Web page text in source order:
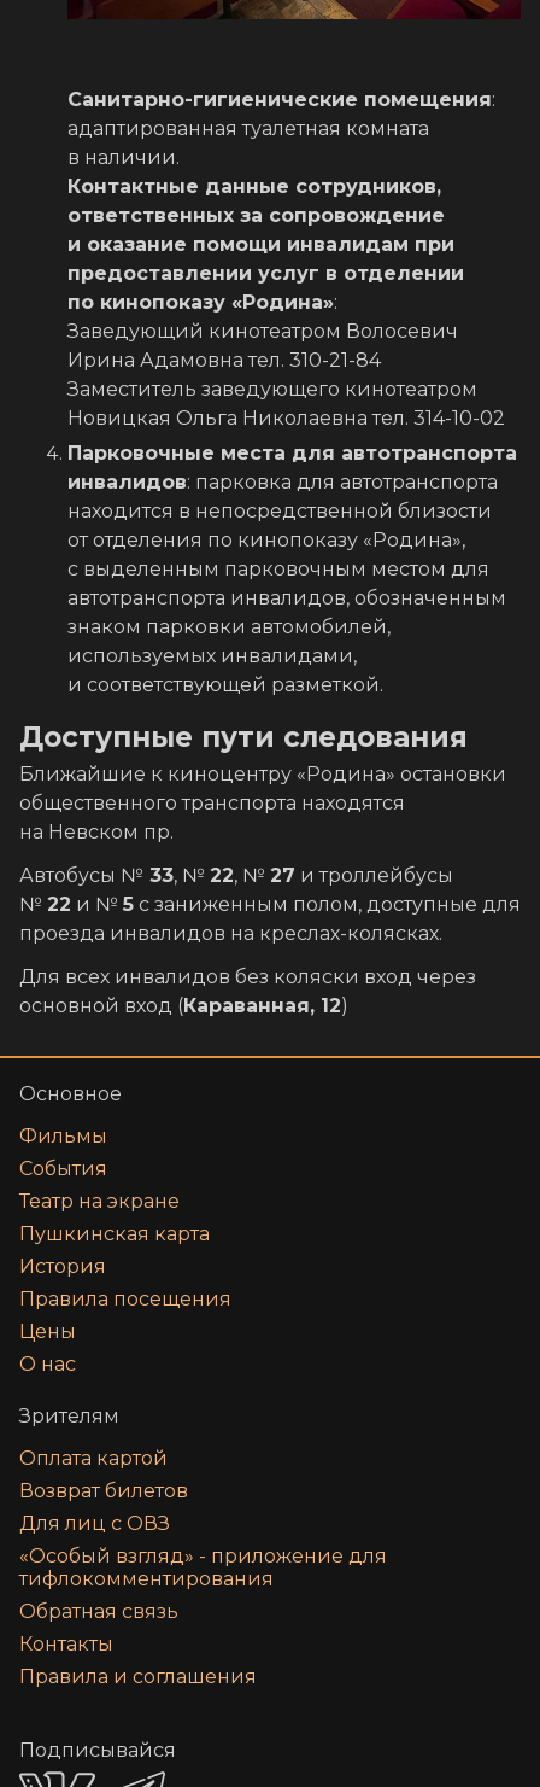
Санитарно-гигиенические помещения:
адаптированная туалетная комната
в наличии.
Контактные данные сотрудников,
ответственных за сопровождение
и оказание помощи инвалидам при
предоставлении услуг в отделении
по кинопоказу «Родина»:
Заведующий кинотеатром Волосевич
Ирина Адамовна тел. 310-21-84
Заместитель заведующего кинотеатром
Новицкая Ольга Николаевна тел. 314-10-02
Парковочные места для автотранспорта
инвалидов: парковка для автотранспорта
находится в непосредственной близости
от отделения по кинопоказу «Родина»,
с выделенным парковочным местом для
автотранспорта инвалидов, обозначенным
знаком парковки автомобилей,
используемых инвалидами,
и соответствующей разметкой.
Доступные пути следования
Ближайшие к киноцентру «Родина» остановки
общественного транспорта находятся
на Невском пр.
Автобусы № 33, № 22, № 27 и троллейбусы
№ 22 и № 5 с заниженным полом, доступные для
проезда инвалидов на креслах-колясках.
Для всех инвалидов без коляски вход через
основной вход (Караванная, 12)
Основное
Фильмы
События
Театр на экране
Пушкинская карта
История
Правила посещения
Цены
О нас
Зрителям
Оплата картой
Возврат билетов
Для лиц с ОВЗ
«‎Особый взгляд» - приложение для
тифлокомментирования
Обратная связь
Контакты
Правила и соглашения
Подписывайся